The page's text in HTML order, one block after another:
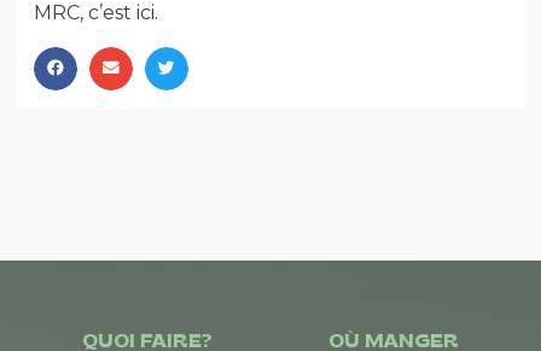
MRC, c’est ici.
QUOI FAIRE? OÙ MANGER